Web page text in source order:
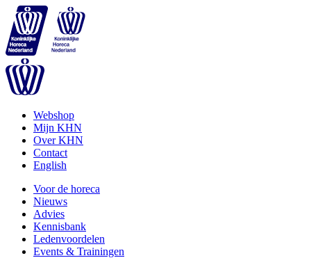
Webshop
Mijn KHN
Over KHN
Contact
English
Voor de horeca
Nieuws
Advies
Kennisbank
Ledenvoordelen
Events & Trainingen